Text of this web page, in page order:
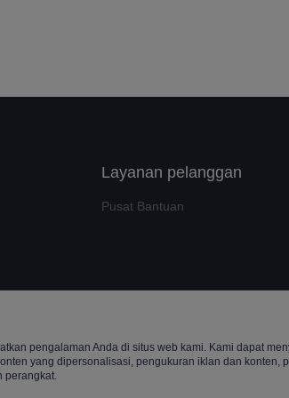
Layanan pelanggan
Pusat Bantuan
pengalaman Anda di situs web kami. Kami dapat
yang dipersonalisasi, pengukuran iklan dan
perangkat.